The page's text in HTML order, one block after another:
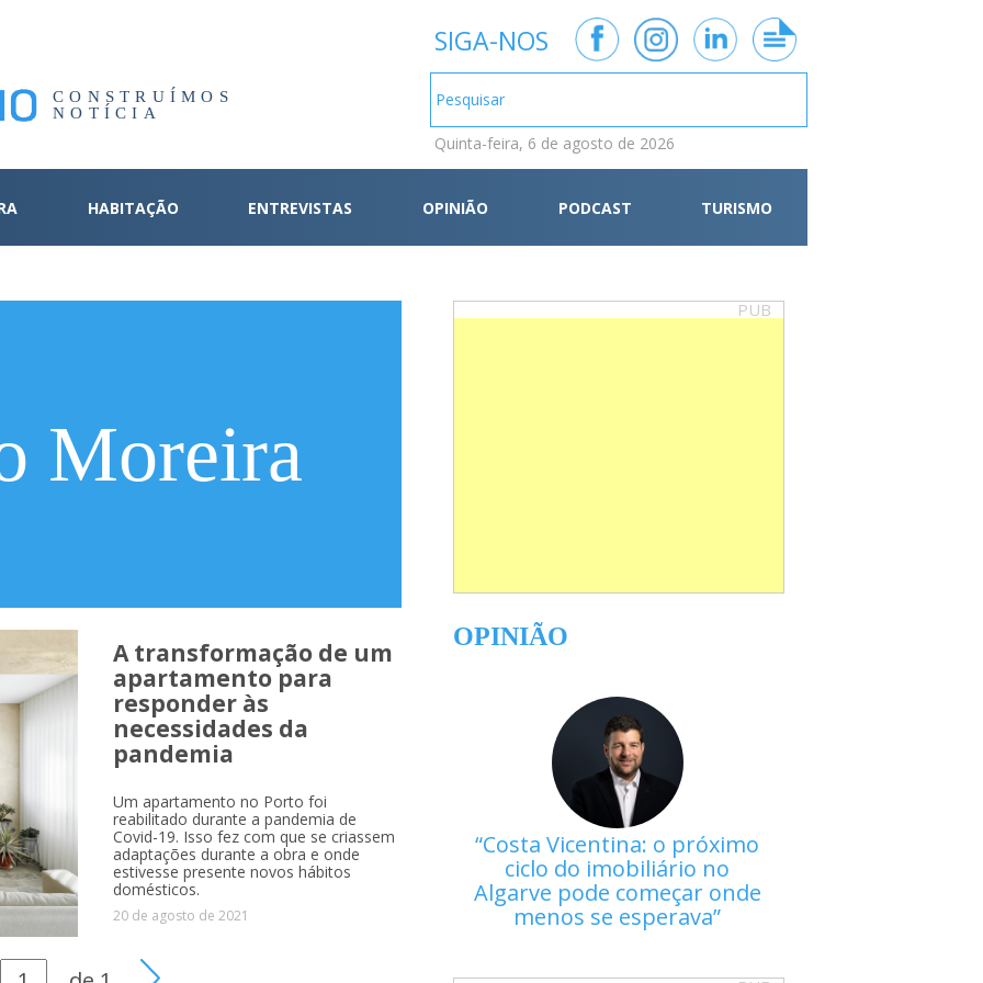
CONSTRUÍMOS
NOTÍCIA
SIGA-NOS
Quinta-feira, 6 de agosto de 2026
HABITAÇÃO ENTREVISTAS OPINIÃO PODCAST TURISMO
Moreira
A transformação de um
apartamento para
responder às
necessidades da
pandemia
Um apartamento no Porto foi
reabilitado durante a pandemia de
Covid-19. Isso fez com que se criassem
adaptações durante a obra e onde
estivesse presente novos hábitos
domésticos.
20 de agosto de 2021
PUB
OPINIÃO
Costa Vicentina: o próximo
ciclo do imobiliário no
Algarve pode começar onde
menos se esperava